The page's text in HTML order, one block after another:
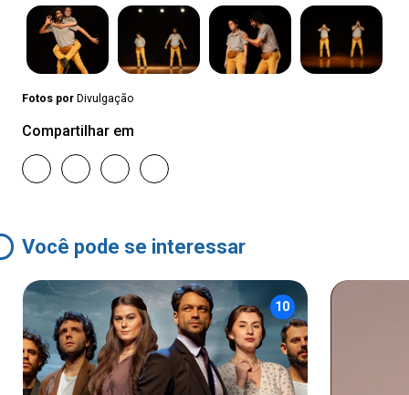
Fotos por Divulgação
Compartilhar em
Você pode se interessar
10